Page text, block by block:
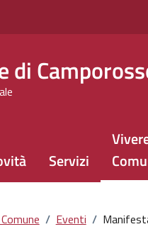
di
Servizi
/ Eventi /